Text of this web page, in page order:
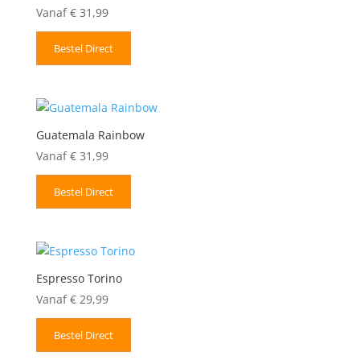
Vanaf €31,99
Bestel Direct
Guatemala Rainbow
Vanaf €31,99
Bestel Direct
Espresso Torino
Vanaf €29,99
Bestel Direct